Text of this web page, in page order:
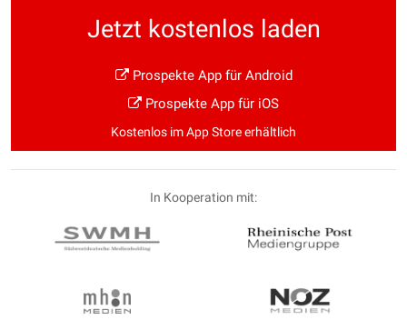
Jetzt kostenlos laden
Prospekte App für Android
Prospekte App für iOS
Kostenlos im App Store erhältlich
In Kooperation mit: